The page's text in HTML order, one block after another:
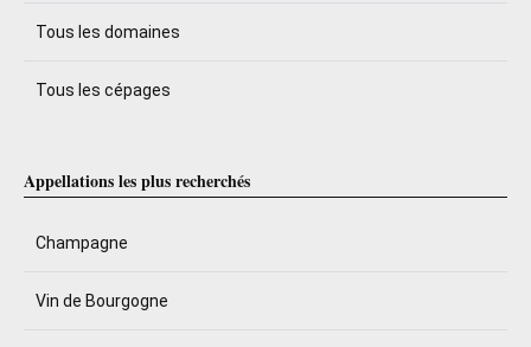
Tous les domaines
Tous les cépages
Appellations les plus recherchés
Champagne
Vin de Bourgogne